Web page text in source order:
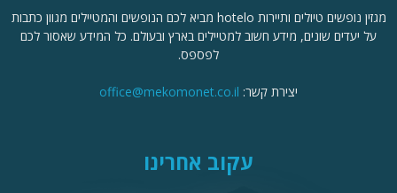
מגזין נופשים טיולים ותיירות hotelo מביא לכם הנופשים והמטיילים מגוון כתבות
על יעדים שונים, מידע חשוב למטיילים בארץ ובעולם. כל המידע שאסור לכם
לפספס.
יצירת קשר: office@mekomonet.co.il
עקוב אחרינו